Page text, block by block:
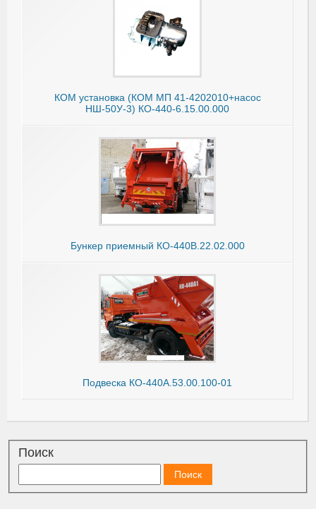
КОМ установка (КОМ МП 41-4202010+насос
НШ-50У-3) КО-440-6.15.00.000
Бункер приемный КО-440В.22.02.000
Подвеска КО-440А.53.00.100-01
Поиск